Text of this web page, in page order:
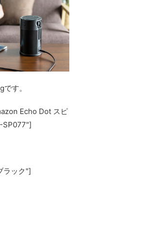
す。
Echo Dot スピ
SP077"]
ラック"]